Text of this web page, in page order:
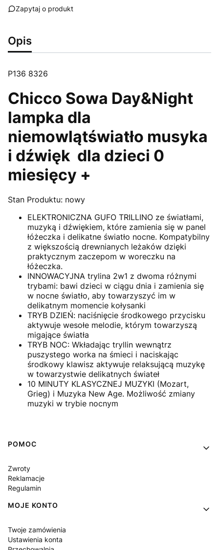
Zapytaj o produkt
Opis
P136 8326
Chicco Sowa Day&Night
lampka dla
niemowlątświatło musyka
i dźwięk dla dzieci 0
miesięcy +
Stan Produktu: nowy
ELEKTRONICZNA GUFO TRILLINO ze światłami,
muzyką i dźwiękiem, które zamienia się w panel
łóżeczka i delikatne światło nocne. Kompatybilny
z większością drewnianych leżaków dzięki
praktycznym zaczepom w woreczku na
łóżeczka.
INNOWACYJNA trylina 2w1 z dwoma różnymi
trybami: bawi dzieci w ciągu dnia i zamienia się
w nocne światło, aby towarzyszyć im w
delikatnym momencie kołysanki
TRYB DZIEŃ: naciśnięcie środkowego przycisku
aktywuje wesołe melodie, którym towarzyszą
migające światła
TRYB NOC: Wkładając tryllin wewnątrz
puszystego worka na śmieci i naciskając
środkowy klawisz aktywuje relaksującą muzykę
w towarzystwie delikatnych świateł
10 MINUTY KLASYCZNEJ MUZYKI (Mozart,
Grieg) i Muzyka New Age. Możliwość zmiany
muzyki w trybie nocnym
Linki w stopce
POMOC
Zwroty
Reklamacje
Regulamin
MOJE KONTO
Twoje zamówienia
Ustawienia konta